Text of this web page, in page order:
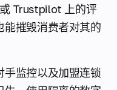
Trustpilot 上的评
能摧毁消费者对其的
手监控以及加盟连锁